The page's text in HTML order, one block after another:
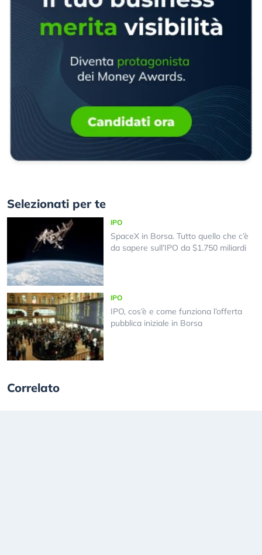
Selezionati per te
IPO
SpaceX in Borsa. Tutto quello che c’è
da sapere sull’IPO da $1.750 miliardi
IPO
IPO, cos’è e come funziona l’offerta
pubblica iniziale in Borsa
Correlato